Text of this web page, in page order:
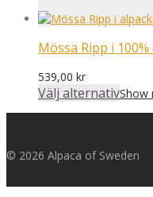
Mössa Ripp i 100%
539,00 kr
Välj alternativShow
© 2026 Alpaca of Sweden